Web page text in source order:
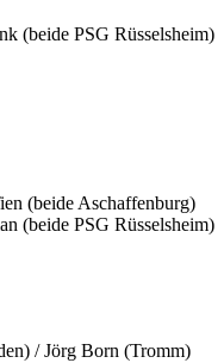
(beide PSG Rüsselsheim)
(beide Aschaffenburg)
(beide PSG Rüsselsheim)
/ Jörg Born (Tromm)